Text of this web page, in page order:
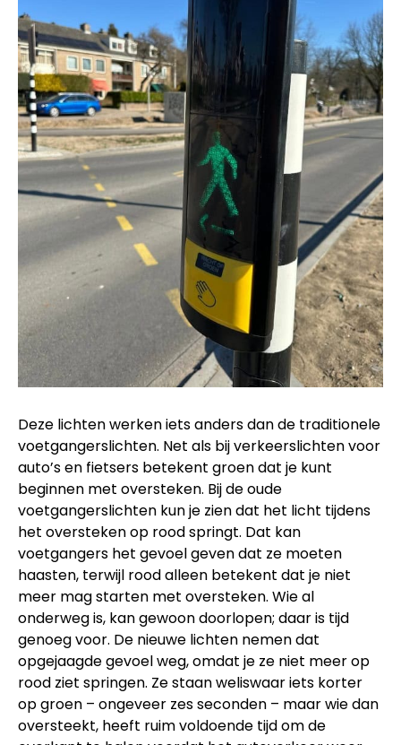
Deze lichten werken iets anders dan de traditionele
voetgangerslichten. Net als bij verkeerslichten voor
auto’s en fietsers betekent groen dat je kunt
beginnen met oversteken. Bij de oude
voetgangerslichten kun je zien dat het licht tijdens
het oversteken op rood springt. Dat kan
voetgangers het gevoel geven dat ze moeten
haasten, terwijl rood alleen betekent dat je niet
meer mag starten met oversteken. Wie al
onderweg is, kan gewoon doorlopen; daar is tijd
genoeg voor. De nieuwe lichten nemen dat
opgejaagde gevoel weg, omdat je ze niet meer op
rood ziet springen. Ze staan weliswaar iets korter
op groen – ongeveer zes seconden – maar wie dan
oversteekt, heeft ruim voldoende tijd om de